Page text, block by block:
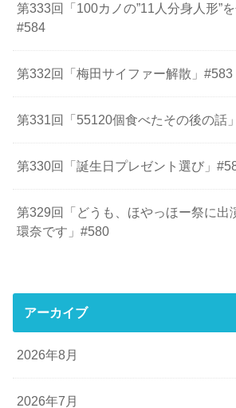
第333回「100カノの”11人分身人形”を
#584
第332回「梅田サイファー解散」#583
第331回「55120個食べたその後の話
第330回「誕生日プレゼント選び」
第329回「どうも、ほやっほー祭に出
環奈です」#580
アーカイブ
2026年8月
2026年7月